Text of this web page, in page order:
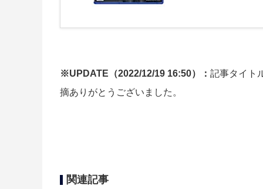
※UPDATE（2022/12/19 16:50）： 記事タイト
摘ありがとうございました。
関連記事